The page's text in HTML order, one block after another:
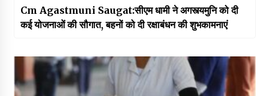
Cm Agastmuni Saugat:सीएम धामी ने अगस्त्यमुनि को दी
कई योजनाओं की सौगात, बहनों को दी रक्षाबंधन की शुभकामनाएं